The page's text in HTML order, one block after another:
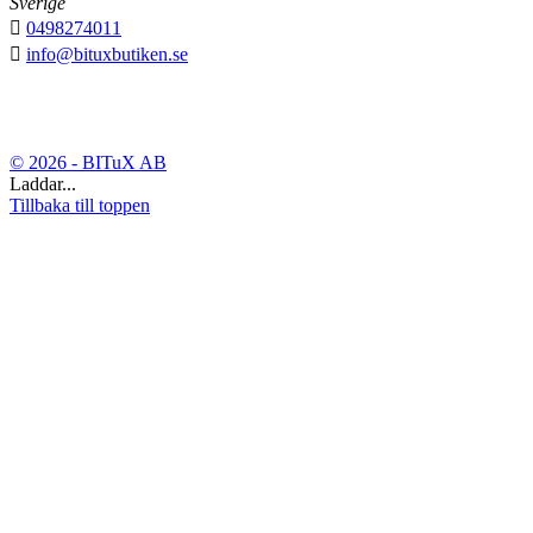
 0498274011
 info@bituxbutiken.se
© 2026 - BITuX AB
Laddar...
Tillbaka till toppen